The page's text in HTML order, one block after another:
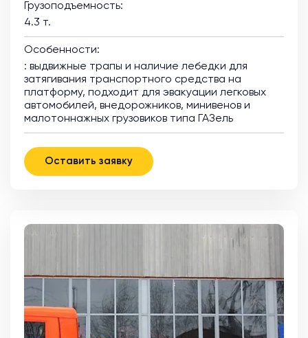
Грузоподъемность:
4.3 т.
Особенности:
: выдвижные трапы и наличие лебедки для
затягивания транспортного средства на
платформу, подходит для эвакуации легковых
автомобилей, внедорожников, минивенов и
малотоннажных грузовиков типа ГАЗель
Оставить заявку